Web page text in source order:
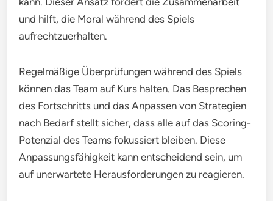
und hilft, die Moral während des Spiels
aufrechtzuerhalten.
Regelmäßige Überprüfungen während des Spiels
können das Team auf Kurs halten. Das Besprechen
des Fortschritts und das Anpassen von Strategien
nach Bedarf stellt sicher, dass alle auf das Scoring-
Potenzial des Teams fokussiert bleiben. Diese
Anpassungsfähigkeit kann entscheidend sein, um
auf unerwartete Herausforderungen zu reagieren.